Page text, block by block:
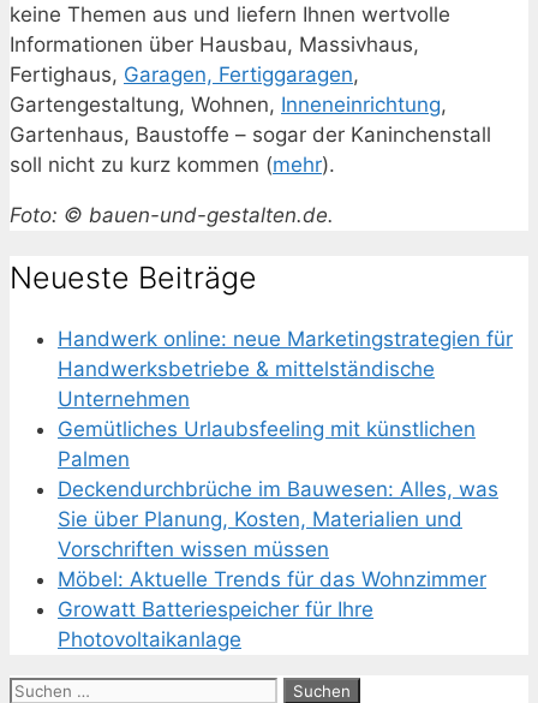
keine Themen aus und liefern Ihnen wertvolle
Informationen über Hausbau, Massivhaus,
Fertighaus, Garagen, Fertiggaragen,
Gartengestaltung, Wohnen, Inneneinrichtung,
Gartenhaus, Baustoffe – sogar der Kaninchenstall
soll nicht zu kurz kommen (mehr).
Foto: © bauen-und-gestalten.de.
Neueste Beiträge
Handwerk online: neue Marketingstrategien für
Handwerksbetriebe & mittelständische
Unternehmen
Gemütliches Urlaubsfeeling mit künstlichen
Palmen
Deckendurchbrüche im Bauwesen: Alles, was
Sie über Planung, Kosten, Materialien und
Vorschriften wissen müssen
Möbel: Aktuelle Trends für das Wohnzimmer
Growatt Batteriespeicher für Ihre
Photovoltaikanlage
Suchen